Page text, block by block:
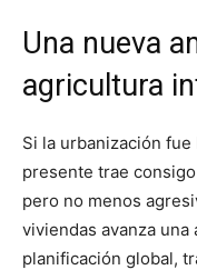
Una nueva
agricultura
Si la urbanización fue
presente trae
pero no menos
viviendas avanza
planificación global,